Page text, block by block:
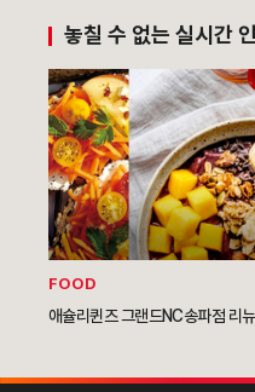
놓칠 수 없는 실시간
FOOD
애슐리퀸즈 그랜드NC송파점 리